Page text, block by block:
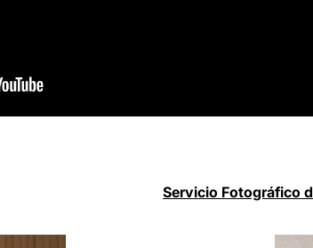
Servicio Fotográfico